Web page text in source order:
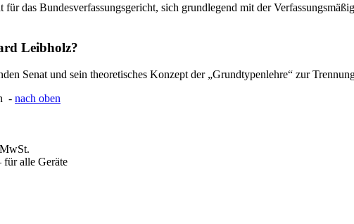
für das Bundesverfassungsgericht, sich grundlegend mit der
Leibholz?
Senat und sein theoretisches Konzept der „Grundtypenlehre“ zur
- nach oben
alle Geräte